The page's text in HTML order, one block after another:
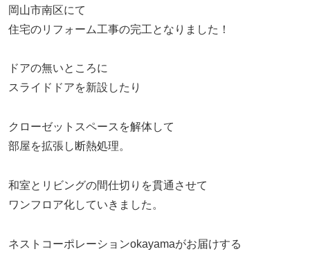
岡山市南区にて
住宅のリフォーム工事の完工となりました！
ドアの無いところに
スライドドアを新設したり
クローゼットスペースを解体して
部屋を拡張し断熱処理。
和室とリビングの間仕切りを貫通させて
ワンフロア化していきました。
ネストコーポレーションokayamaがお届けする